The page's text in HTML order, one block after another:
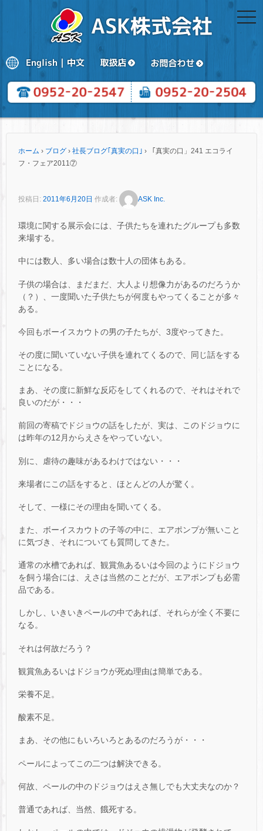
ホーム › ブログ › 社長ブログ｢真実の口｣ ›
「真実の口」241 エコライ
フ・フェア2011⑦
投稿日: 2011年6月20日 作成者: ASK Inc.
環境に関する展示会には、子供たちを連れたグループも多数
来場する。
中には数人、多い場合は数十人の団体もある。
子供の場合は、まだまだ、大人より想像力があるのだろうか
（？）、一度聞いた子供たちが何度もやってくることが多々
ある。
今回もボーイスカウトの男の子たちが、3度やってきた。
その度に聞いていない子供を連れてくるので、同じ話をする
ことになる。
まあ、その度に新鮮な反応をしてくれるので、それはそれで
良いのだが・・・
前回の寄稿でドジョウの話をしたが、実は、このドジョウに
は昨年の12月からえさをやっていない。
別に、虐待の趣味があるわけではない・・・
来場者にこの話をすると、ほとんどの人が驚く。
そして、一様にその理由を聞いてくる。
また、ボーイスカウトの子等の中に、エアポンプが無いこと
に気づき、それについても質問してきた。
通常の水槽であれば、観賞魚あるいは今回のようにドジョウ
を飼う場合には、えさは当然のことだが、エアポンプも必需
品である。
しかし、いきいきペールの中であれば、それらが全く不要に
なる。
それは何故だろう？
観賞魚あるいはドジョウが死ぬ理由は簡単である。
栄養不足。
酸素不足。
まあ、その他にもいろいろとあるのだろうが・・・
ペールによってこの二つは解決できる。
何故、ペールの中のドジョウはえさ無しでも大丈夫なのか？
普通であれば、当然、餓死する。